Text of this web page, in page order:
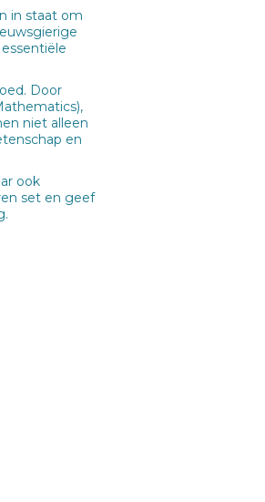
in staat om
Door
niet alleen
en
ook
set en geef